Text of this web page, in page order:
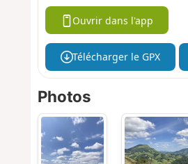
Ouvrir dans l'app
Télécharger le GPX
Photos